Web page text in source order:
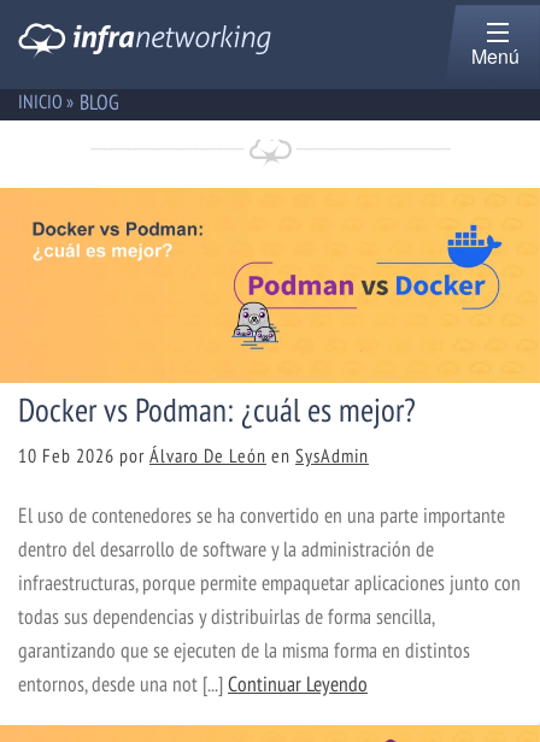
Menú
INICIO » BLOG
Docker vs Podman: ¿cuál es mejor?
10 Feb 2026 por Álvaro De León en SysAdmin
El uso de contenedores se ha convertido en una parte importante
dentro del desarrollo de software y la administración de
infraestructuras, porque permite empaquetar aplicaciones junto con
todas sus dependencias y distribuirlas de forma sencilla,
garantizando que se ejecuten de la misma forma en distintos
entornos, desde una not [...]Continuar Leyendo